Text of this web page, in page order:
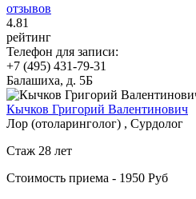
отзывов
4.81
рейтинг
Телефон для записи:
+7 (495) 431-79-31
Балашиха, д. 5Б
Кычков Григорий Валентинович
Лор (отоларинголог) , Сурдолог
Стаж 28 лет
Стоимость приема - 1950 Руб